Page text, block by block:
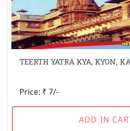
TEERTH YATRA KYA, KYON,
Price: ₹ 7/-
ADD IN